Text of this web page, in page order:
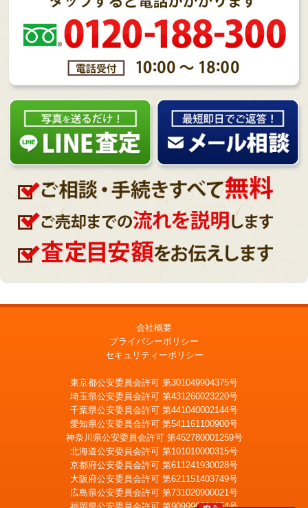
会社概要
プライバシーポリシー
セキュリティーポリシー
東京都公安委員会許可 第301049904375号
埼玉県公安委員会許可 第431260023220号
千葉県公安委員会許可 第441040002144号
愛知県公安委員会許可 第541161100900号
神奈川県公安委員会許可 第452780001259号
北海道公安委員会許可 第101010000315号
京都府公安委員会許可 第611241930028号
大阪府公安委員会許可 第621151403749号
広島県公安委員会許可 第731020900021号